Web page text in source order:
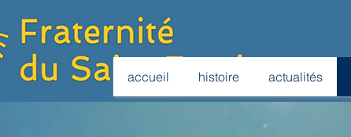
accueil histoire actualités